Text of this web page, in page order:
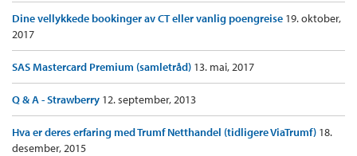
Dine vellykkede bookinger av CT eller vanlig poengreise 19. oktober,
2017
SAS Mastercard Premium (samletråd) 13. mai, 2017
Q & A - Strawberry 12. september, 2013
Hva er deres erfaring med Trumf Netthandel (tidligere ViaTrumf) 18.
desember, 2015